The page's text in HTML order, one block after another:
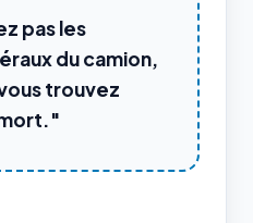
pas les
du camion,
trouvez